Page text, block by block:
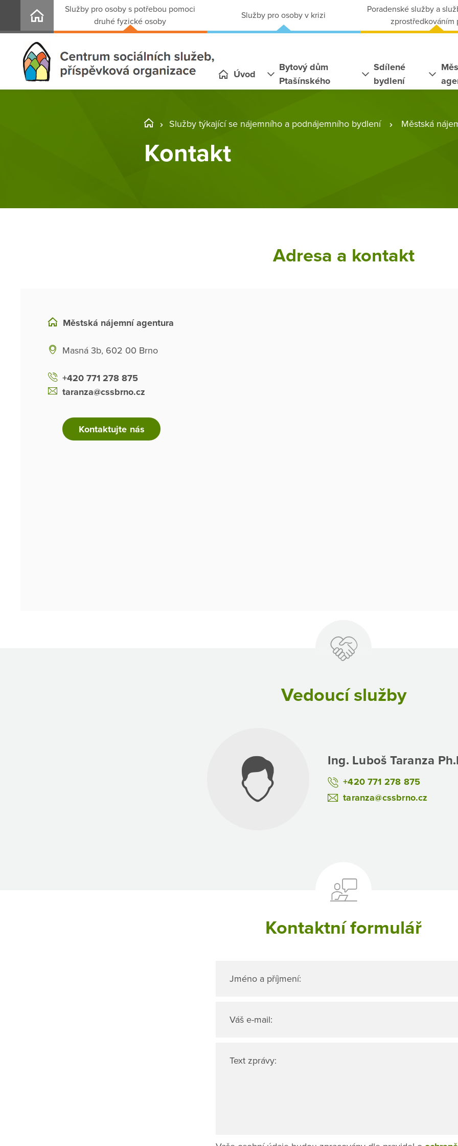
Služby pro osoby s potřebou pomoci
druhé fyzické osoby
Služby pro osoby v krizi
Poradenské služby a
zprostředkováním
Úvod
Bytový dům
Ptašínského
Sdílené
bydlení
Služby týkající se nájemního a podnájemního bydlení Městská
Kontakt
Adresa a kontakt
Městská nájemní agentura
Masná 3b, 602 00 Brno
+420 771 278 875
taranza@cssbrno.cz
Kontaktujte nás
Vedoucí služby
Ing. Luboš Taranza
+420 771 278 875
taranza@cssbrno.cz
Kontaktní formulář
Jméno a příjmení:
Váš e-mail:
Text zprávy: